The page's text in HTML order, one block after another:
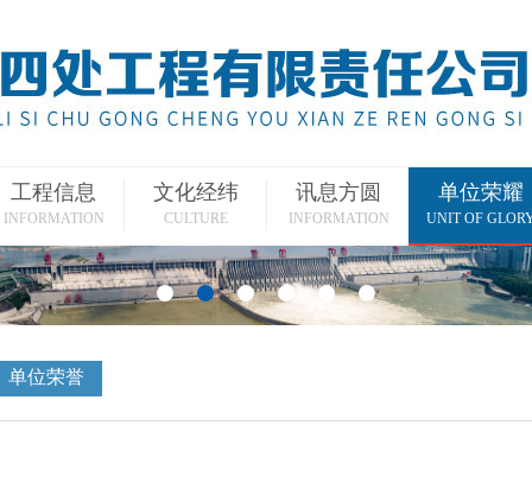
工程信息
INFORMATION
文化经纬
CULTURE
讯息方圆
INFORMATION
单位荣耀
UNIT OF
单位荣誉